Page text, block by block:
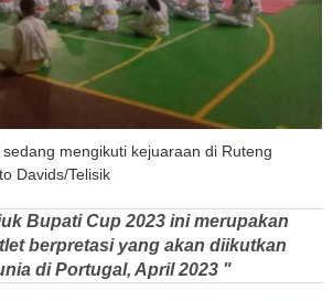
mengikuti kejuaraan di Ruteng
Davids/Telisik
Bupati Cup 2023 ini merupakan
berpretasi yang akan diikutkan
di Portugal, April 2023 "